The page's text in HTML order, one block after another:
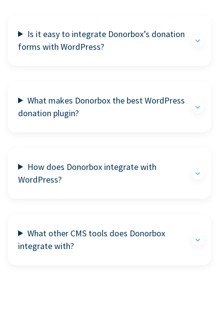
Is it easy to integrate Donorbox’s donation
forms with WordPress?
What makes Donorbox the best WordPress
donation plugin?
How does Donorbox integrate with
WordPress?
What other CMS tools does Donorbox
integrate with?